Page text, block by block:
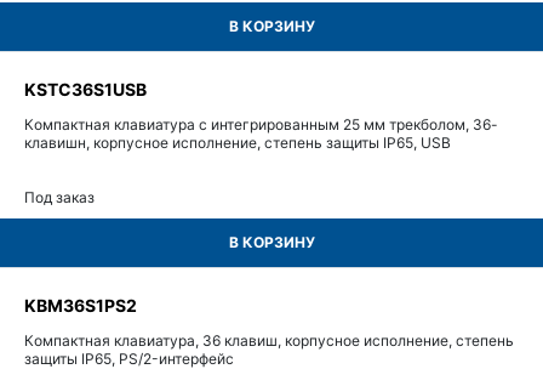
В КОРЗИНУ
KSTC36S1USB
Компактная клавиатура с интегрированным 25 мм трекболом, 36-
клавишн, корпусное исполнение, степень защиты IP65, USB
Под заказ
В КОРЗИНУ
KBM36S1PS2
Компактная клавиатура, 36 клавиш, корпусное исполнение, степень
защиты IP65, PS/2-интерфейс